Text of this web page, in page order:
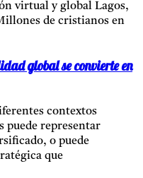
virtual y global Lagos,
de cristianos en
global se convierte en
contextos
puede representar
o puede
que